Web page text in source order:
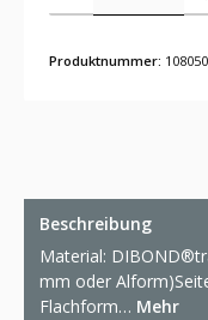
Produktnummer:
Beschreibung
Material:
mm oder
Flachform… Mehr